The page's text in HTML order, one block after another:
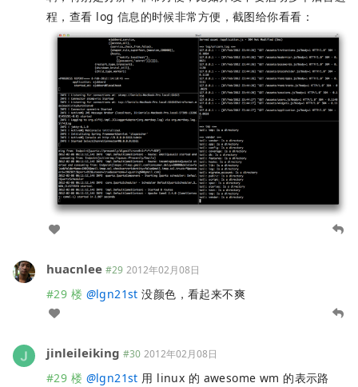
程，查看 log 信息的时候非常方便，截图给你看看：
huacnlee #29 2012年02月08日
#29 楼 @lgn21st 没颜色，看起来不爽
jinleileiking #30 2012年02月08日
#29 楼 @lgn21st 用 linux 的 awesome wm 的表示路